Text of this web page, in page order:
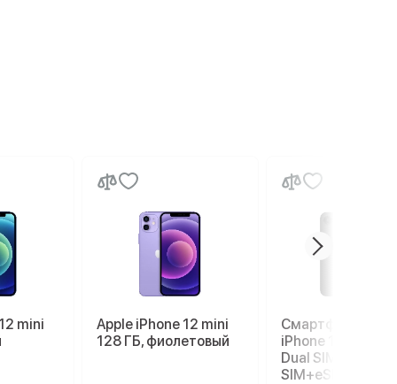
mini
Apple iPhone 12 mini
128 ГБ, фиолетовый
Смартфон Apple
iPhone 17e 256
Dual SIM (nano
SIM+eSIM), Black